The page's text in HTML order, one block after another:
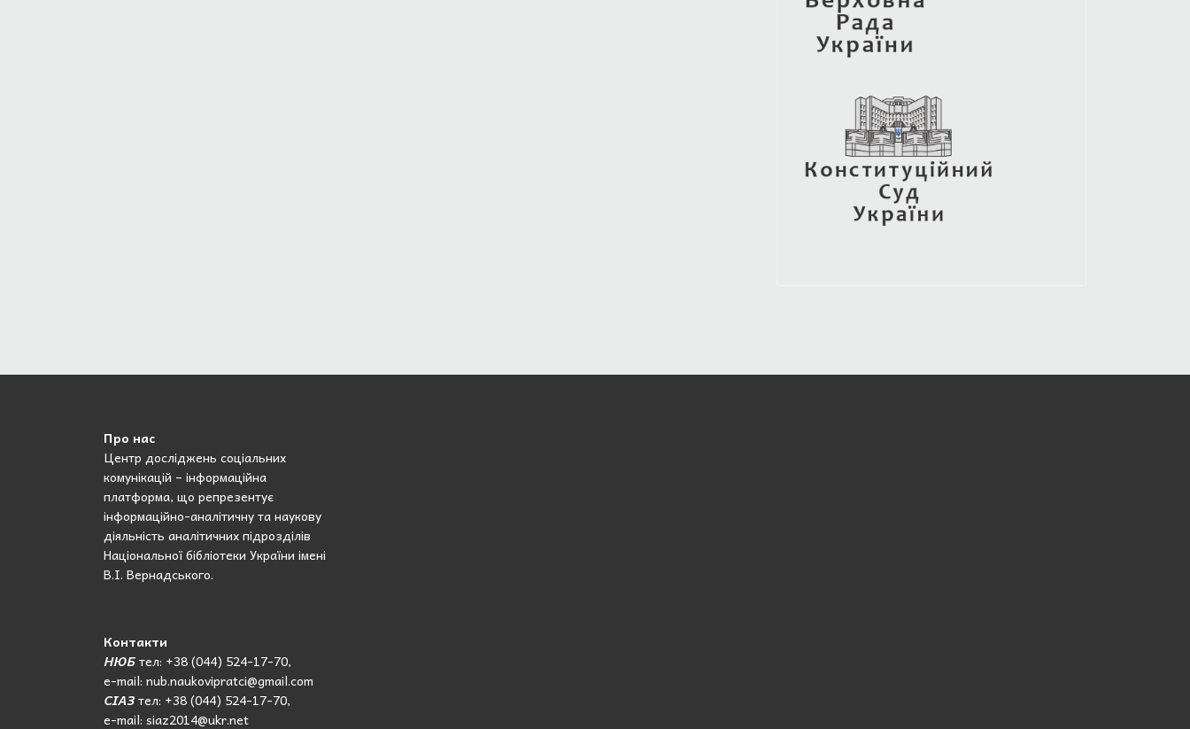
Про нас
Центр досліджень соціальних
комунікацій – інформаційна
платформа, що репрезентує
інформаційно-аналітичну та наукову
діяльність аналітичних підрозділів
Національної бібліотеки України імені
В.І. Вернадського.
Контакти
НЮБтел: +38 (044) 524-17-70,
e-mail: nub.naukovipratci@gmail.com
СІАЗтел: +38 (044) 524-17-70,
e-mail: siaz2014@ukr.net